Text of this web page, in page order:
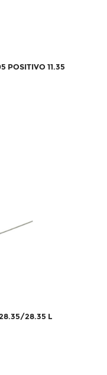
POSITIVO 11.35
28.35 L